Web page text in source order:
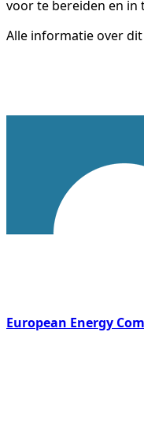
voor te bereiden en in
Alle informatie over
European Energy